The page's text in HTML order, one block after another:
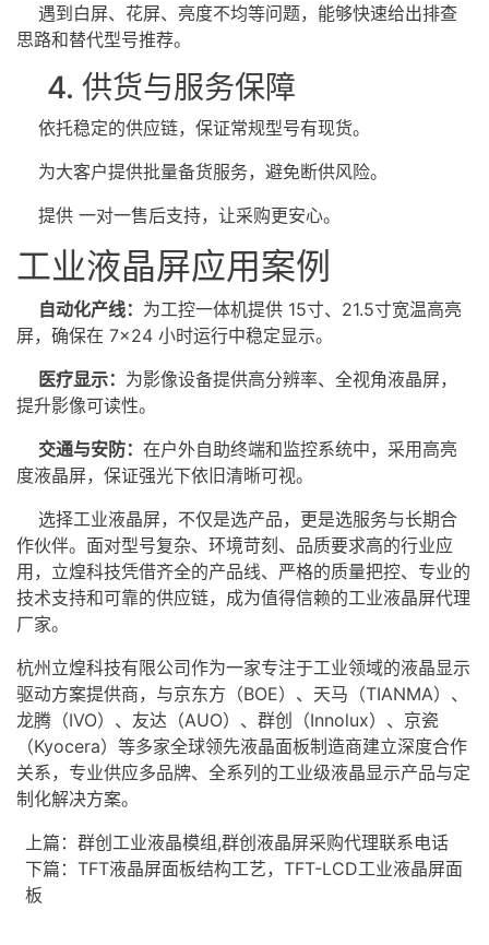
遇到白屏、花屏、亮度不均等问题，能够快速给出排查
思路和替代型号推荐。
4. 供货与服务保障
依托稳定的供应链，保证常规型号有现货。
为大客户提供批量备货服务，避免断供风险。
提供 一对一售后支持，让采购更安心。
工业液晶屏应用案例
自动化产线： 为工控一体机提供 15寸、21.5寸宽温高亮
屏，确保在 7×24 小时运行中稳定显示。
医疗显示： 为影像设备提供高分辨率、全视角液晶屏，
提升影像可读性。
交通与安防： 在户外自助终端和监控系统中，采用高亮
度液晶屏，保证强光下依旧清晰可视。
选择工业液晶屏，不仅是选产品，更是选服务与长期合
作伙伴。面对型号复杂、环境苛刻、品质要求高的行业应
用，立煌科技凭借齐全的产品线、严格的质量把控、专业的
技术支持和可靠的供应链，成为值得信赖的工业液晶屏代理
厂家。
杭州立煌科技有限公司作为一家专注于工业领域的液晶显示
驱动方案提供商，与京东方（BOE）、天马（TIANMA）、
龙腾（IVO）、友达（AUO）、群创（Innolux）、京瓷
（Kyocera）等多家全球领先液晶面板制造商建立深度合作
关系，专业供应多品牌、全系列的工业级液晶显示产品与定
制化解决方案。
上篇： 群创工业液晶模组,群创液晶屏采购代理联系电话
下篇： TFT液晶屏面板结构工艺，TFT-LCD工业液晶屏面
板